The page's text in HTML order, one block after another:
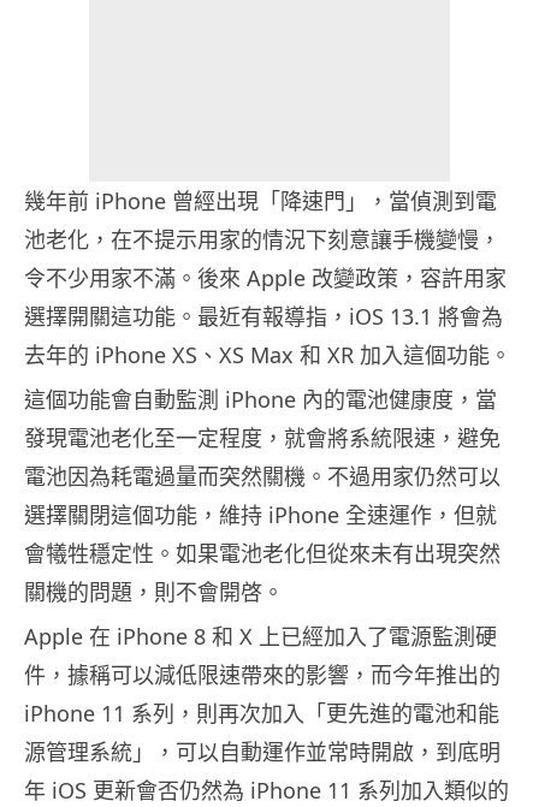
幾年前 iPhone 曾經出現「降速門」，當偵測到電
池老化，在不提示用家的情況下刻意讓手機變慢，
令不少用家不滿。後來 Apple 改變政策，容許用家
選擇開關這功能。最近有報導指，iOS 13.1 將會為
去年的 iPhone XS、XS Max 和 XR 加入這個功能。
這個功能會自動監測 iPhone 內的電池健康度，當
發現電池老化至一定程度，就會將系統限速，避免
電池因為耗電過量而突然關機。不過用家仍然可以
選擇關閉這個功能，維持 iPhone 全速運作，但就
會犧牲穩定性。如果電池老化但從來未有出現突然
關機的問題，則不會開啓。
Apple 在 iPhone 8 和 X 上已經加入了電源監測硬
件，據稱可以減低限速帶來的影響，而今年推出的
iPhone 11 系列，則再次加入「更先進的電池和能
源管理系統」，可以自動運作並常時開啟，到底明
年 iOS 更新會否仍然為 iPhone 11 系列加入類似的